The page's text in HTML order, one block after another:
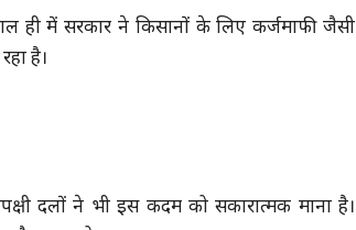
ही में सरकार ने किसानों के लिए कर्जमाफी जैसी
है।
दलों ने भी इस कदम को सकारात्मक माना है।